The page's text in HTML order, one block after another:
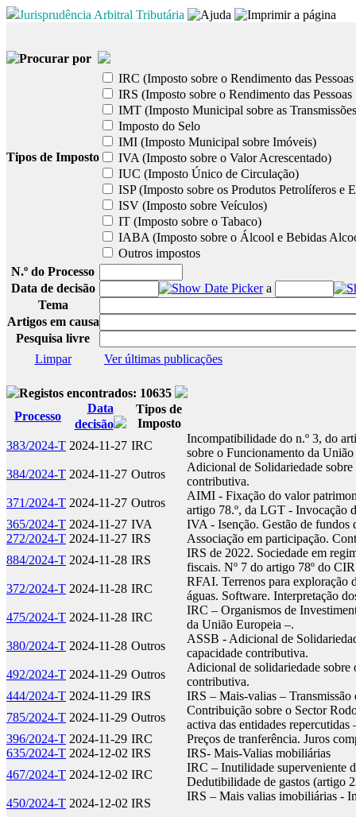
Jurisprudência Arbitral Tributária
Procurar por
IRC (Imposto sobre o Rendimento das
IRS (Imposto sobre o Rendimento das Pessoas
IMT (Imposto Municipal sobre as
Imposto do Selo
IMI (Imposto Municipal sobre Imóveis)
Tipos de Imposto
IVA (Imposto sobre o Valor Acrescentado)
IUC (Imposto Único de Circulação)
ISP (Imposto sobre os Produtos Petrolíferos e
ISV (Imposto sobre Veículos)
IT (Imposto sobre o Tabaco)
IABA (Imposto sobre o Álcool e Bebidas
Outros impostos
N.º do Processo
Data de decisão
a
Tema
Artigos em causa
Pesquisa livre
Limpar
Ver últimas publicações
Registos encontrados: 10635
Processo
Data
decisão
Tipos de
Imposto
383/2024-T 2024-11-27 IRC
Incompatibilidade do n.º 3, do
sobre o Funcionamento da
384/2024-T 2024-11-27 Outros
Adicional de Solidariedade
contributiva.
371/2024-T 2024-11-27 Outros
AIMI - Fixação do valor
artigo 78.º, da LGT - Invocação
365/2024-T 2024-11-27 IVA
IVA - Isenção. Gestão de
272/2024-T 2024-11-27 IRS
Associação em participação.
884/2024-T 2024-11-28 IRS
IRS de 2022. Sociedade em
fiscais. Nº 7 do artigo 78º do
372/2024-T 2024-11-28 IRC
RFAI. Terrenos para exploração
águas. Software. Interpretação
475/2024-T 2024-11-28 IRC
IRC – Organismos de
da União Europeia –.
380/2024-T 2024-11-28 Outros
ASSB - Adicional de
capacidade contributiva.
492/2024-T 2024-11-29 Outros
Adicional de solidariedade
contributiva.
444/2024-T 2024-11-29 IRS
IRS – Mais-valias –
785/2024-T 2024-11-29 Outros
Contribuição sobre o Sector
activa das entidades
396/2024-T 2024-11-29 IRC
Preços de tranferência. Juros
635/2024-T 2024-12-02 IRS
IRS- Mais-Valias mobiliárias
467/2024-T 2024-12-02 IRC
IRC – Inutilidade superveniente
Dedutibilidade de gastos (artigo
450/2024-T 2024-12-02 IRS
IRS – Mais valias imobiliárias -